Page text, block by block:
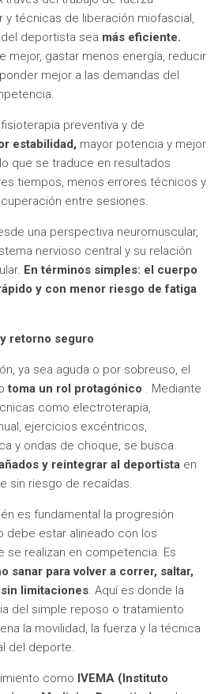
técnicas de liberación miofascial,
deportista sea más eficiente.
mejor, gastar menos energía, reducir
mejor a las demandas del
preventiva y de
estabilidad, mayor potencia y mejor
, lo que se traduce en resultados
tiempos, menos errores técnicos y
entre sesiones.
una perspectiva neuromuscular,
nervioso central y su relación
En términos simples: el cuerpo
y con menor riesgo de fatiga
retorno seguro
ya sea aguda o por sobreuso, el
toma un rol protagónico . Mediante
como electroterapia,
ejercicios excéntricos,
y ondas de choque, se busca
y reintegrar al deportista en
sin riesgo de recaídas.
es fundamental la progresión
debe estar alineado con los
se realizan en competencia. Es
sanar para volver a correr, saltar,
limitaciones . Aquí es donde la
del simple reposo o tratamiento
la movilidad, la fuerza y la técnica
del deporte.
como IVEMA (Instituto